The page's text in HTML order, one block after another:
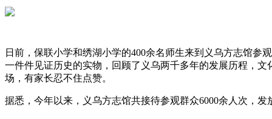
日前，保联小学和绣湖小学的400余名师生来到义乌方志馆
一件件见证历史的实物，回顾了义乌两千多年的发展历程，
场，有家长忍不住点赞。
据悉，今年以来，义乌方志馆共接待参观群众6000余人次，发